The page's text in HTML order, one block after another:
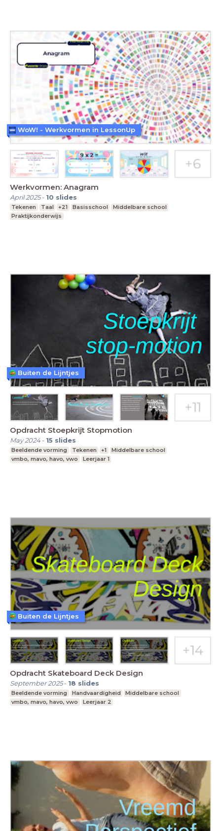
Werkvormen: Anagram
April 2025- 10 slides
Tekenen Taal +21 Basisschool
Middelbare school
Praktijkonderwijs
WoW! - Werkvormen in LessonUp
Opdracht Stoepkrijt Stopmotion
May 2024- 15 slides
Beeldende vorming Tekenen +1
Middelbare school
vmbo, mavo, havo, vwo
Leerjaar 1
Buiten de Lijntjes
Opdracht Skateboard Deck Design
September 2025- 18 slides
Beeldende vorming Handvaardigheid
Middelbare school
vmbo, mavo, havo, vwo
Leerjaar 2
Buiten de Lijntjes